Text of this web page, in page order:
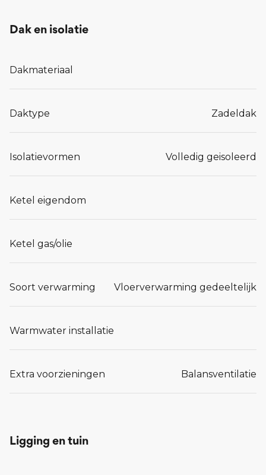
Dak en isolatie
Dakmateriaal
Daktype Zadeldak
Isolatievormen Volledig geisoleerd
Ketel eigendom
Ketel gas/olie
Soort verwarming Vloerverwarming gedeeltelijk
Warmwater installatie
Extra voorzieningen Balansventilatie
Ligging en tuin